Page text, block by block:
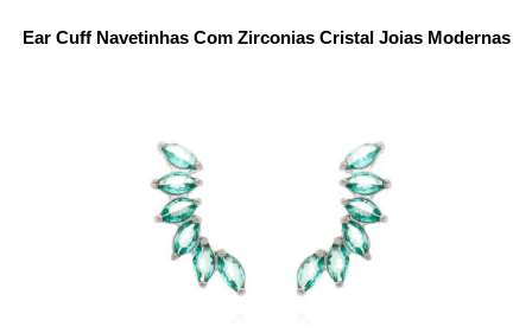
Ear Cuff Navetinhas Com Zirconias Cristal Joias Modernas